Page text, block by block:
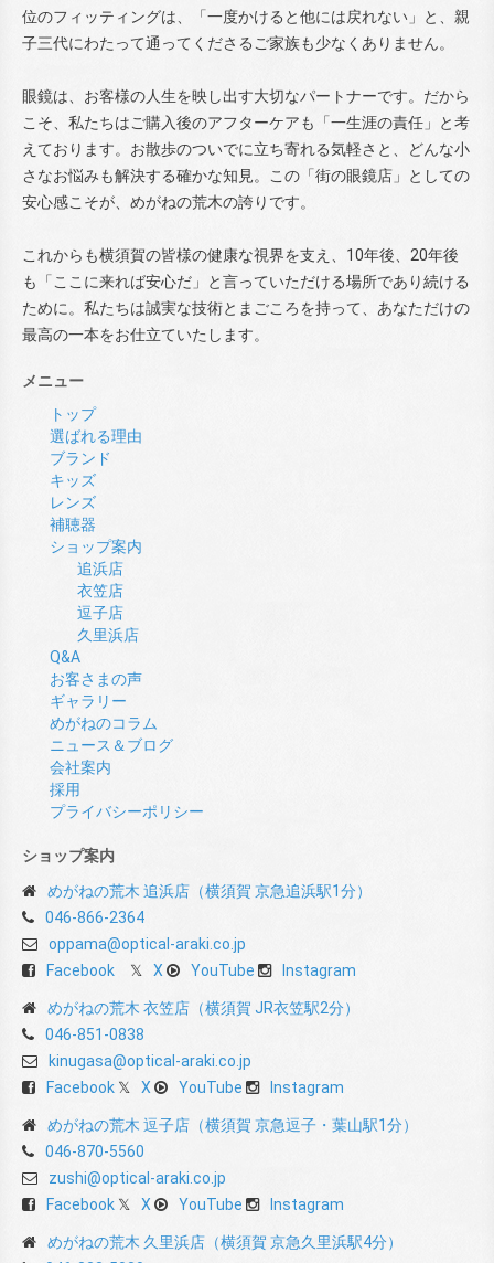
位のフィッティングは、「一度かけると他には戻れない」と、親
子三代にわたって通ってくださるご家族も少なくありません。
眼鏡は、お客様の人生を映し出す大切なパートナーです。だから
こそ、私たちはご購入後のアフターケアも「一生涯の責任」と考
えております。お散歩のついでに立ち寄れる気軽さと、どんな小
さなお悩みも解決する確かな知見。この「街の眼鏡店」としての
安心感こそが、めがねの荒木の誇りです。
これからも横須賀の皆様の健康な視界を支え、10年後、20年後
も「ここに来れば安心だ」と言っていただける場所であり続ける
ために。私たちは誠実な技術とまごころを持って、あなただけの
最高の一本をお仕立ていたします。
メニュー
トップ
選ばれる理由
ブランド
キッズ
レンズ
補聴器
ショップ案内
追浜店
衣笠店
逗子店
久里浜店
Q&A
お客さまの声
ギャラリー
めがねのコラム
ニュース＆ブログ
会社案内
採用
プライバシーポリシー
ショップ案内
めがねの荒木 追浜店（横須賀 京急追浜駅1分）
046-866-2364
oppama@optical-araki.co.jp
Facebook
X YouTube Instagram
めがねの荒木 衣笠店（横須賀 JR衣笠駅2分）
046-851-0838
kinugasa@optical-araki.co.jp
Facebook
X YouTube Instagram
めがねの荒木 逗子店（横須賀 京急逗子・葉山駅1分）
046-870-5560
zushi@optical-araki.co.jp
Facebook
X YouTube Instagram
めがねの荒木 久里浜店（横須賀 京急久里浜駅4分）